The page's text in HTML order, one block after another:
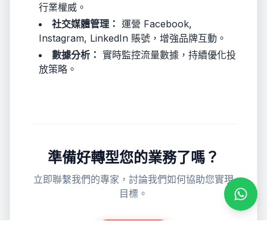
行業權威。
社交媒體管理： 運營 Facebook,
Instagram, LinkedIn 賬號，增強品牌互動。
數據分析： 實時監控流量數據，持續優化投
放策略。
準備好轉型您的業務了嗎？
立即聯繫我們的專家，討論我們如何協助您實現
目標。
透過